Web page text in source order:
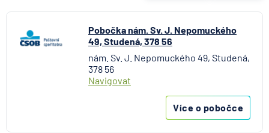
BNP Paribas Cardif Pojišťovna
Česká exportní banka
Česká národní banka
Česká podnikatelská pojišťovna
Česká spořitelna
Česká spořitelna - penzijní společnost
Pobočka nám. Sv. J. Nepomuckého
49, Studená, 378 56
nám. Sv. J. Nepomuckého 49, Studená,
378 56
Navigovat
Více o pobočce